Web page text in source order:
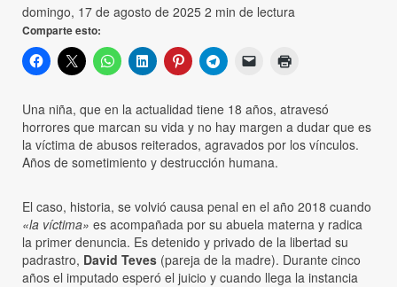
domingo, 17 de agosto de 2025 2 min de lectura
Comparte esto:
Una niña, que en la actualidad tiene 18 años, atravesó
horrores que marcan su vida y no hay margen a dudar que es
la víctima de abusos reiterados, agravados por los vínculos.
Años de sometimiento y destrucción humana.
El caso, historia, se volvió causa penal en el año 2018 cuando
«la víctima» es acompañada por su abuela materna y radica
la primer denuncia. Es detenido y privado de la libertad su
padrastro, David Teves (pareja de la madre). Durante cinco
años el imputado esperó el juicio y cuando llega la instancia